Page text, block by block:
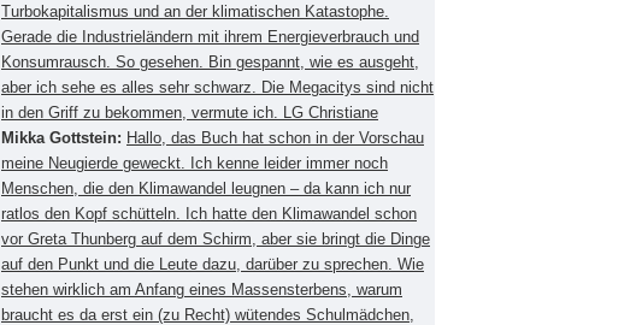
Turbokapitalismus und an der klimatischen Katastophe.
Gerade die Industrieländern mit ihrem Energieverbrauch und
Konsumrausch. So gesehen. Bin gespannt, wie es ausgeht,
aber ich sehe es alles sehr schwarz. Die Megacitys sind nicht
in den Griff zu bekommen, vermute ich. LG Christiane
Mikka Gottstein: Hallo, das Buch hat schon in der Vorschau
meine Neugierde geweckt. Ich kenne leider immer noch
Menschen, die den Klimawandel leugnen – da kann ich nur
ratlos den Kopf schütteln. Ich hatte den Klimawandel schon
vor Greta Thunberg auf dem Schirm, aber sie bringt die Dinge
auf den Punkt und die Leute dazu, darüber zu sprechen. Wie
stehen wirklich am Anfang eines Massensterbens, warum
braucht es da erst ein (zu Recht) wütendes Schulmädchen,